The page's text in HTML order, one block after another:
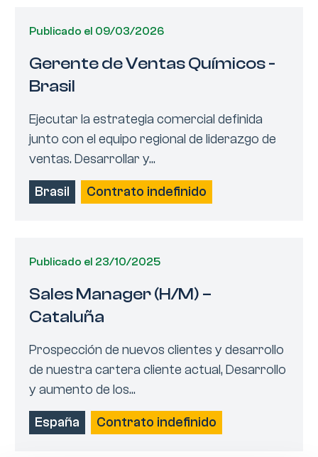
Publicado el 09/03/2026
Gerente de Ventas Químicos -
Brasil
Ejecutar la estrategia comercial definida
junto con el equipo regional de liderazgo de
ventas. Desarrollar y...
Brasil Contrato indefinido
Publicado el 23/10/2025
Sales Manager (H/M) –
Cataluña
Prospección de nuevos clientes y desarrollo
de nuestra cartera cliente actual, Desarrollo
y aumento de los...
España Contrato indefinido